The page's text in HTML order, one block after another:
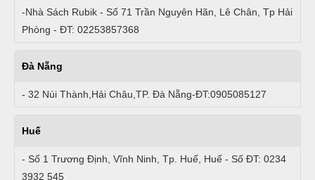
-Nhà Sách Rubik - Số 71 Trần Nguyên Hãn, Lê Chân, Tp Hải
Phòng - ĐT: 02253857368
Đà Nẵng
- 32 Núi Thành,Hải Châu,TP. Đà Nẵng-ĐT:0905085127
Huế
- Số 1 Trương Định, Vĩnh Ninh, Tp. Huế, Huế - Số ĐT: 0234
3932 545